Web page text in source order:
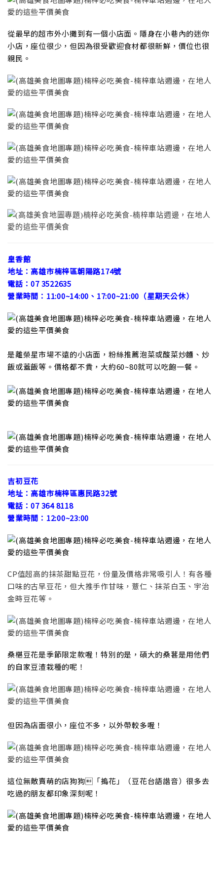
從最早的超市外小攤到有一個小店面。隱身在小巷內的迷你
小店，座位很少，但因為很受歡迎食材都很新鮮，價位也很
親民。
皇香館
地址：高雄市楠梓區朝陽路174號
電話：07 3522635
營業時間：11:00~14:00、17:00~21:00（星期天公休）
是離榮星市場不遠的小店面，粉絲推薦泡菜或酸菜炒麵、炒
飯或蓋飯等。價格都不貴，大約60~80就可以吃飽一餐。
吉初豆花
地址：高雄市楠梓區惠民路32號
電話：07 364 8118
營業時間：12:00~23:00
CP值超高的抹茶甜點豆花，份量及價格非常吸引人！有各種
口味的古早豆花，但大推手作甘味，薏仁、抹茶白玉、宇治
金時豆花等。
桑椹豆花是季節限定款喔！特別的是，碩大的桑葚是用他們
的自家豆渣栽種的呢！
但因為店面很小，座位不多，以外帶較多喔！
這位無敵賣萌的店狗狗「搗花」（豆花台語諧音）很多去
吃過的朋友都印象深刻呢！